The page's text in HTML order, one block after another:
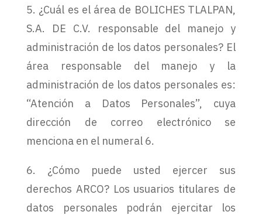
5. ¿Cuál es el área de BOLICHES TLALPAN,
S.A. DE C.V. responsable del manejo y
administración de los datos personales? El
área responsable del manejo y la
administración de los datos personales es:
“Atención a Datos Personales”, cuya
dirección de correo electrónico se
menciona en el numeral 6.
6. ¿Cómo puede usted ejercer sus
derechos ARCO? Los usuarios titulares de
datos personales podrán ejercitar los